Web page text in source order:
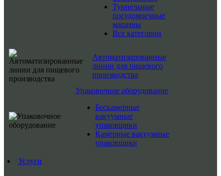
Туннельные
посудомоечные
машины
Все категории
Автоматизированные
линии для пищевого
производства
Упаковочное оборудование
Бескамерные
вакуумные
упаковщики
Камерные вакуумные
упаковщики
Услуги